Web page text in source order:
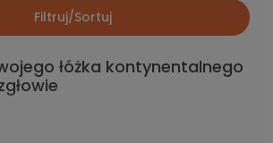
Filtruj/Sortuj
łóżka kontynentalnego